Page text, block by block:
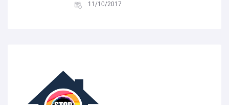
11/10/2017